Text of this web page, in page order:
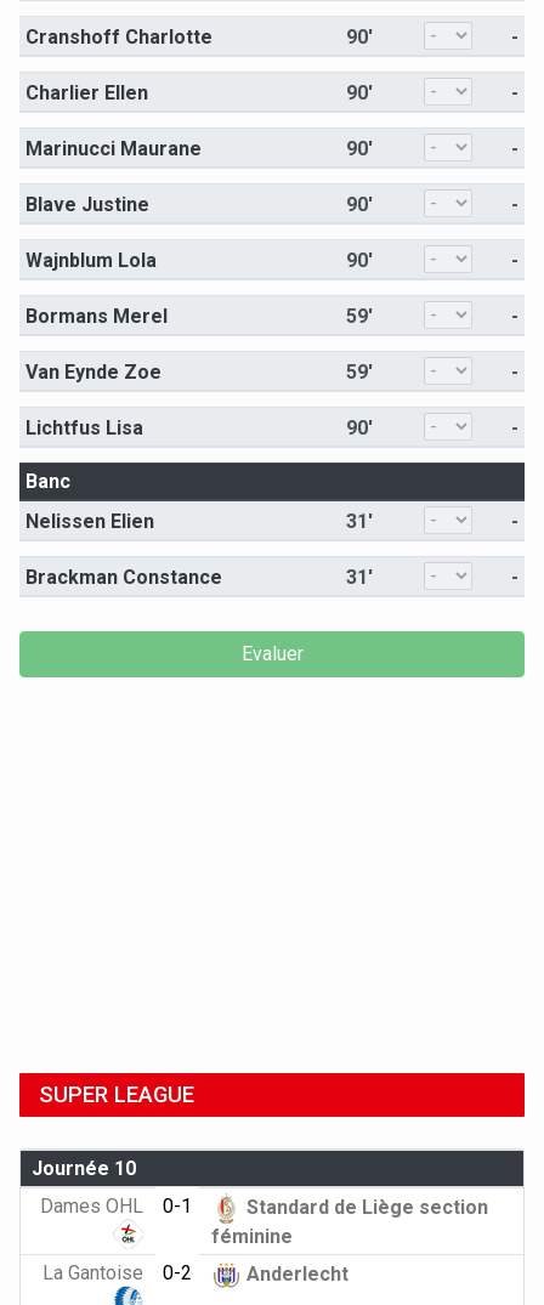
Cranshoff Charlotte 90' -
Charlier Ellen 90' -
Marinucci Maurane 90' -
Blave Justine 90' -
Wajnblum Lola 90' -
Bormans Merel 59' -
Van Eynde Zoe 59' -
Lichtfus Lisa 90' -
Banc
Nelissen Elien
31' -
Brackman Constance 31' -
SUPER LEAGUE
Journée 10
Dames OHL
0-1
Standard de Liège section
féminine
La Gantoise
0-2 Anderlecht